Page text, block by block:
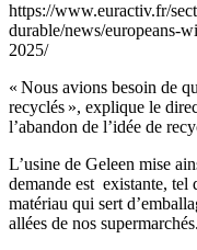
https://www.euractiv.fr/
durable/news/europeans-
2025/
« Nous avions besoin de
recyclés », explique le
l’abandon de l’idée de
L’usine de Geleen mise
demande est existante,
matériau qui sert
allées de nos supermarchés.